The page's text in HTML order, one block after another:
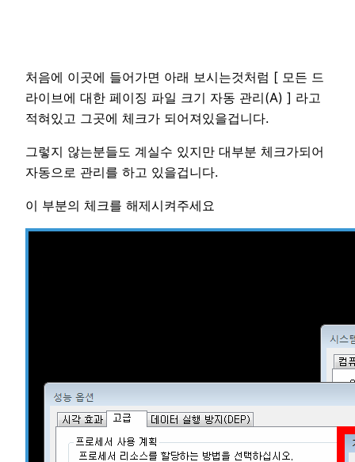
처음에 이곳에 들어가면 아래 보시는것처럼 [ 모든 드
라이브에 대한 페이징 파일 크기 자동 관리(A) ] 라고
적혀있고 그곳에 체크가 되어져있을겁니다.
그렇지 않는분들도 계실수 있지만 대부분 체크가되어
자동으로 관리를 하고 있을겁니다.
이 부분의 체크를 해제시켜주세요